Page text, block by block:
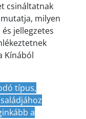
csináltatnak
milyen
jellegzetes
Kínából
típus,
a